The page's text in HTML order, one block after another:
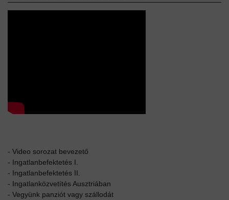
- Video sorozat bevezető
- Ingatlanbefektetés I.
- Ingatlanbefektetés II.
- Ingatlanközvetítés Ausztriában
- Vegyünk panziót vagy szállodát